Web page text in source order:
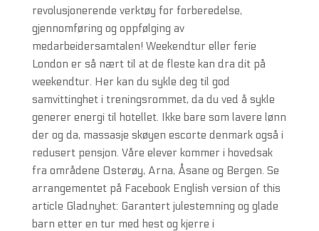
revolusjonerende verktøy for forberedelse,
gjennomføring og oppfølging av
medarbeidersamtalen! Weekendtur eller ferie
London er så nært til at de fleste kan dra dit på
weekendtur. Her kan du sykle deg til god
samvittinghet i treningsrommet, da du ved å sykle
generer energi til hotellet. Ikke bare som lavere lønn
der og da, massasje skøyen escorte denmark også i
redusert pensjon. Våre elever kommer i hovedsak
fra områdene Osterøy, Arna, Åsane og Bergen. Se
arrangementet på Facebook English version of this
article Gladnyhet: Garantert julestemning og glade
barn etter en tur med hest og kjerre i